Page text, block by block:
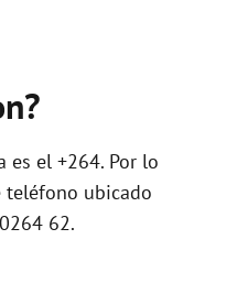
es el +264. Por lo
teléfono ubicado
62.